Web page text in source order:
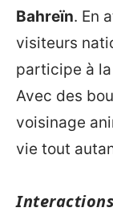
Bahreïn. En
visiteurs
participe à la
Avec des
voisinage
vie tout